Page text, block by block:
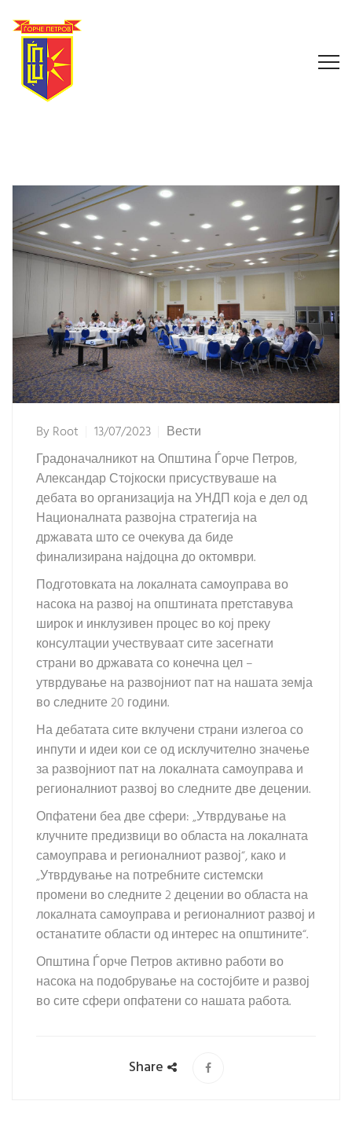
ByRoot 13/07/2023
Вести
Градоначалникот на Општина Ѓорче Петров,
Александар Стојкоски присуствуваше на
дебата во организација на УНДП која е дел од
Националната развојна стратегија на
државата што се очекува да биде
финализирана најдоцна до октомври.
Подготовката на локалната самоуправа во
насока на развој на општината претставува
широк и инклузивен процес во кој преку
консултации учествуваат сите засегнати
страни во државата со конечна цел –
утврдување на развојниот пат на нашата земја
во следните 20 години.
На дебатата сите вклучени страни излегоа со
инпути и идеи кои се од исклучително значење
за развојниот пат на локалната самоуправа и
регионалниот развој во следните две децении.
Опфатени беа две сфери: „Утврдување на
клучните предизвици во областа на локалната
самоуправа и регионалниот развој“, како и
„Утврдување на потребните системски
промени во следните 2 децении во областа на
локалната самоуправа и регионалниот развој и
останатите области од интерес на општините“.
Општина Ѓорче Петров активно работи во
насока на подобрување на состојбите и развој
во сите сфери опфатени со нашата работа.
Share